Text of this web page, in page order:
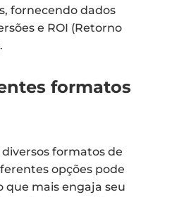
fornecendo dados
e ROI (Retorno
formatos
formatos de
opções pode
mais engaja seu